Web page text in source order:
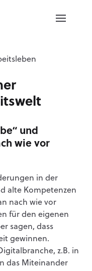
und
wie vor
in der
alte Kompetenzen
nach wie vor
für den eigenen
sagen, dass
gewinnen.
z.B. in
das Miteinander